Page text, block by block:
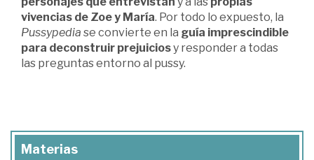
vivencias de Zoe y María. Por todo lo expuesto, la
Pussypedia se convierte en la guía imprescindible
para deconstruir prejuiciosy responder a todas
las preguntas entorno al pussy.
Materias